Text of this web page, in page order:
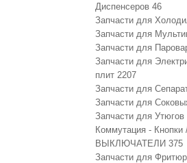
Диспенсеров 46
Запчасти для
Запчасти для
Запчасти для
Запчасти для
плит 2207
Запчасти для
Запчасти для
Запчасти для Утюгов
Коммутация - Кнопки
ВЫКЛЮЧАТЕЛИ 375
Запчасти для